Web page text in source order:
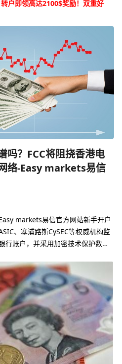
户即领高达2100$奖励！双重好
吗？FCC将阻挠香港电
络-Easy markets易信
markets易信官方网站新手开户
、塞浦路斯CySEC等权威机构监
行账户，并采用加密技术保护数据